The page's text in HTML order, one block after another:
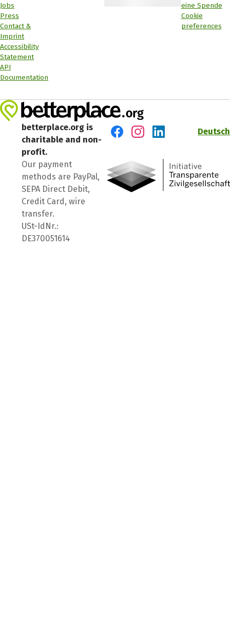
Jobs
Press
Contact &
Imprint
Accessibility
Statement
API
Documentation
eine Spende
Cookie
preferences
betterplace.org is
charitable and non-
profit.
Our payment
methods are PayPal,
SEPA Direct Debit,
Credit Card, wire
transfer.
USt-IdNr.:
DE370051614
Deutsch